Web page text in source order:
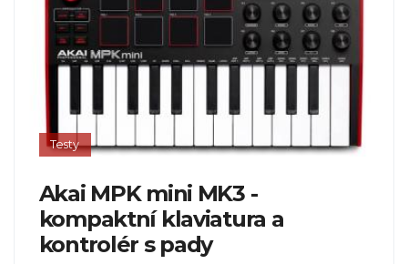
Testy
Akai MPK mini MK3 -
kompaktní klaviatura a
kontrolér s pady